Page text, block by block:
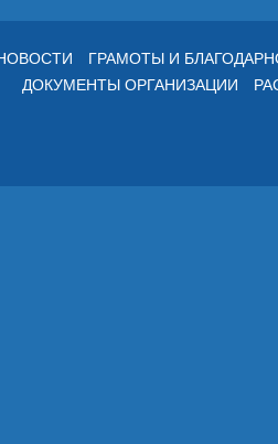
ГРАМОТЫ И
ДОКУМЕНТЫ ОРГАНИЗАЦИИ